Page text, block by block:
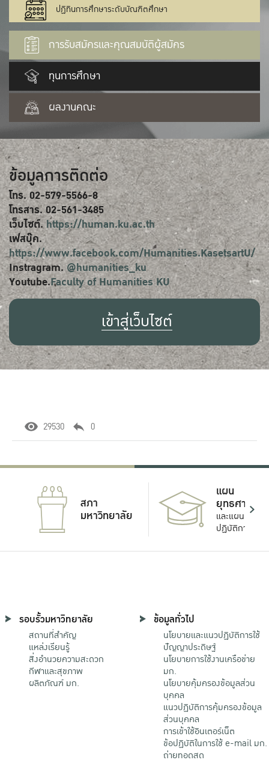
ปฏิทินการศึกษาระดับบัณฑิตศึกษา
การรับสมัครและคุณสมบัติผู้สมัคร
ทุนการศึกษา
ผลงานคณะ
ข้อมูลการติดต่อ
โทร. 02-579-5566-8
โทรสาร. 02-561-3485
เว็บไซต์.https://human.ku.ac.th
เฟสบุ๊ค.
https://www.facebook.com/Humanities.KasetsartU/
Instragram.@humanities_ku
Youtube.Faculty of Humanities KU
เข้าสู่เว็บไซต์
29530 0
สภา
มหาวิทยาลัย
แผน
ยุทธศาสตร์
และแผน
ปฏิบัติการ
รอบรั้วมหาวิทยาลัย
สถานที่สำคัญ
แหล่งเรียนรู้
สิ่งอำนวยความสะดวก
กีฬาและสุขภาพ
ผลิตภัณฑ์ มก.
ข้อมูลทั่วไป
นโยบายและแนวปฏิบัติการใช้
ปัญญาประดิษฐ์
นโยบายการใช้งานเครือข่าย
มก.
นโยบายคุ้มครองข้อมูลส่วน
บุคคล
แนวปฏิบัติการคุ้มครองข้อมูล
ส่วนบุคคล
การเข้าใช้อินเตอร์เน็ต
ข้อปฏิบัติในการใช้ e-mail มก.
ถ่ายทอดสด